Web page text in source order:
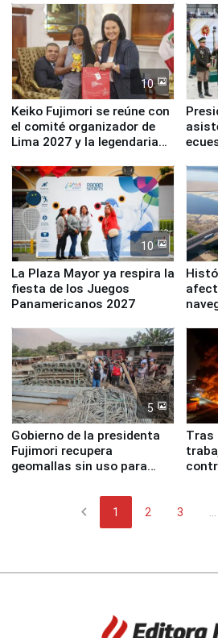
10
Keiko Fujimori se reúne con
el comité organizador de
Lima 2027 y la legendaria
10
La Plaza Mayor ya respira la
fiesta de los Juegos
Panamericanos 2027
5
Gobierno de la presidenta
Fujimori recupera
geomallas sin uso para
Fenómeno El Niño
Tras
chevron_left 1 2 3